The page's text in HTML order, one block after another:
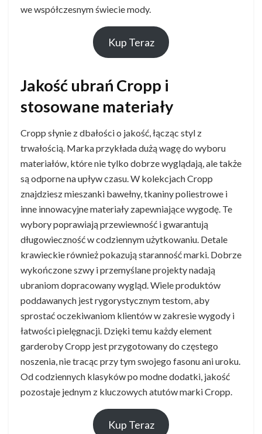
we współczesnym świecie mody.
Kup Teraz
Jakość ubrań Cropp i
stosowane materiały
Cropp słynie z dbałości o jakość, łącząc styl z
trwałością. Marka przykłada dużą wagę do wyboru
materiałów, które nie tylko dobrze wyglądają, ale także
są odporne na upływ czasu. W kolekcjach Cropp
znajdziesz mieszanki bawełny, tkaniny poliestrowe i
inne innowacyjne materiały zapewniające wygodę. Te
wybory poprawiają przewiewność i gwarantują
długowieczność w codziennym użytkowaniu. Detale
krawieckie również pokazują staranność marki. Dobrze
wykończone szwy i przemyślane projekty nadają
ubraniom dopracowany wygląd. Wiele produktów
poddawanych jest rygorystycznym testom, aby
sprostać oczekiwaniom klientów w zakresie wygody i
łatwości pielęgnacji. Dzięki temu każdy element
garderoby Cropp jest przygotowany do częstego
noszenia, nie tracąc przy tym swojego fasonu ani uroku.
Od codziennych klasyków po modne dodatki, jakość
pozostaje jednym z kluczowych atutów marki Cropp.
Kup Teraz